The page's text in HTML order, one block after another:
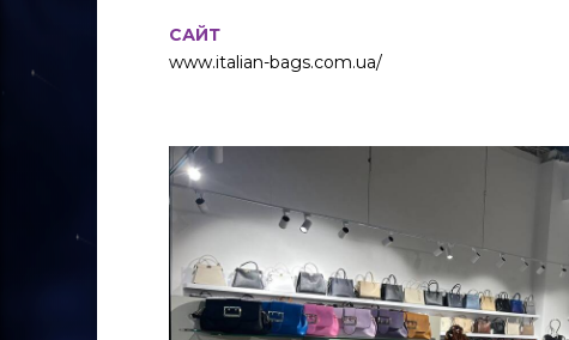
САЙТ
www.italian-bags.com.ua/